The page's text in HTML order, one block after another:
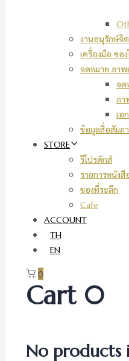
งานอนุรักษ์จิ
เครื่องมือ ขอ
จดหมาย ภาพ
จด
ภา
เอ
ข้อมูลสื่อสัมภ
STORE
รีโปรดักส์
รายการหนังสื
ของที่ระลึก
Cafe
ACCOUNT
TH
EN
0
Cart 0
No products